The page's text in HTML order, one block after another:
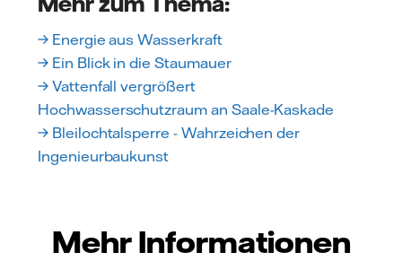
→ Energie aus Wasserkraft
→ Ein Blick in die Staumauer
→ Vattenfall vergrößert
Hochwasserschutzraum an Saale-Kaskade
→ Bleilochtalsperre - Wahrzeichen der
Ingenieurbaukunst
Mehr Informationen